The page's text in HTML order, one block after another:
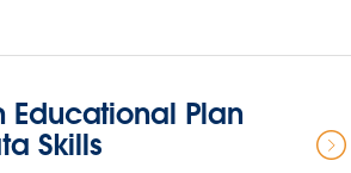
Educational Plan
Skills